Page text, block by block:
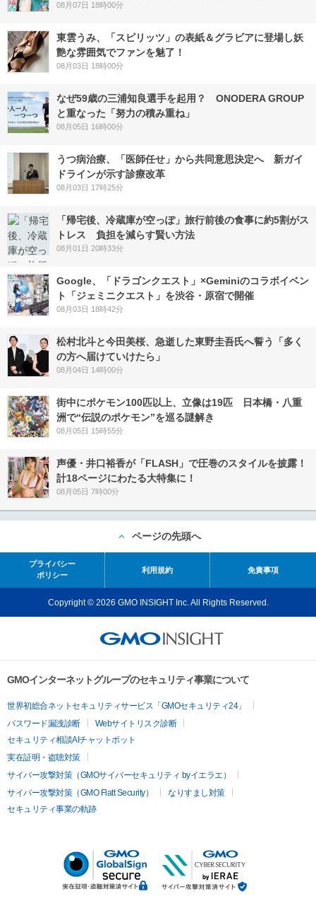
08月07日 18時00分
東雲うみ、「スピリッツ」の表紙＆グラビアに登場し妖
艶な雰囲気でファンを魅了！
08月03日 18時00分
なぜ59歳の三浦知良選手を起用？ ONODERA GROUP
と重なった「努力の積み重ね」
08月05日 16時00分
うつ病治療、「医師任せ」から共同意思決定へ 新ガイ
ドラインが示す診療改革
08月03日 17時25分
「帰宅後、冷蔵庫が空っぽ」旅行前後の食事に約5割がス
トレス 負担を減らす賢い方法
08月01日 20時33分
Google、「ドラゴンクエスト」×Geminiのコラボイベン
ト「ジェミニクエスト」を渋谷・原宿で開催
08月03日 18時42分
松村北斗と今田美桜、急逝した東野圭吾氏へ誓う「多く
の方へ届けていけたら」
08月04日 14時00分
街中にポケモン100匹以上、立像は19匹 日本橋・八重
洲で“伝説のポケモン”を巡る謎解き
08月05日 15時55分
声優・井口裕香が「FLASH」で圧巻のスタイルを披露！
計18ページにわたる大特集に！
08月05日 7時00分
ページの先頭へ
プライバシー
ポリシー
利用規約 免責事項
Copyright © 2026 GMO INSIGHT Inc. All Rights Reserved.
GMOインターネットグループのセキュリティ事業について
世界初総合ネットセキュリティサービス「GMOセキュリティ24」
パスワード漏洩診断
Webサイトリスク診断
セキュリティ相談AIチャットボット
実在証明・盗聴対策
サイバー攻撃対策（GMOサイバーセキュリティ byイエラエ）
サイバー攻撃対策（GMO Flatt Security）
なりすまし対策
セキュリティ事業の軌跡